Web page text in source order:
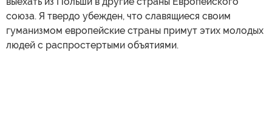
союза. Я твердо убежден, что славящиеся своим
гуманизмом европейские страны примут этих молодых
людей с распростертыми объятиями.